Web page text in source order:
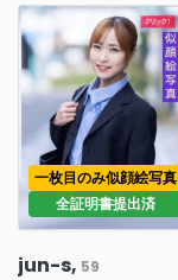
一枚目のみ似顔絵写真
全証明書提出済
jun-s, 59